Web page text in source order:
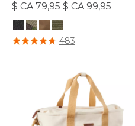
$ CA 79,95 $ CA 99,95
5 sur 5 Évaluation des clients
483